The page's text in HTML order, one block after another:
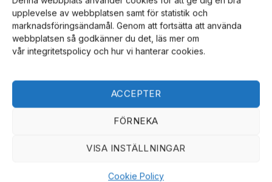
upplevelse av webbplatsen samt för statistik och
marknadsföringsändamål. Genom att fortsätta att använda
webbplatsen så godkänner du det, läs mer om
vår integritetspolicy och hur vi hanterar cookies.
ACCEPTER
FÖRNEKA
VISA INSTÄLLNINGAR
Cookie Policy
connues pour leur durabilité et leur finition
élégante.
Design Captivant:Les lames sont
présentées avec une finition satinée
traditionnelle des épées.
Prise en Main Confortable:Les poignées
sont soigneusement enveloppées de
à l'attrait visuel mais offre également une
prise en main classique.